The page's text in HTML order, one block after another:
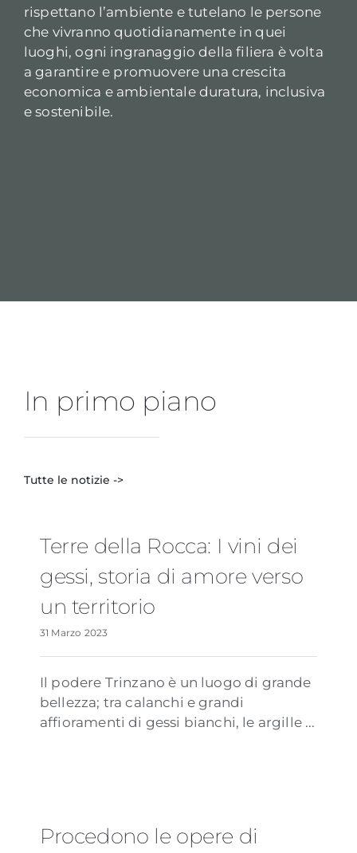
rispettano l’ambiente e tutelano le persone
che vivranno quotidianamente in quei
luoghi, ogni ingranaggio della filiera è volta
a garantire e promuovere una crescita
economica e ambientale duratura, inclusiva
e sostenibile.
In primo piano
Tutte le notizie ->
Terre della Rocca: I vini dei
gessi, storia di amore verso
un territorio
31 Marzo 2023
Il podere Trinzano è un luogo di grande
bellezza; tra calanchi e grandi
affioramenti di gessi bianchi, le argille ...
Procedono le opere di